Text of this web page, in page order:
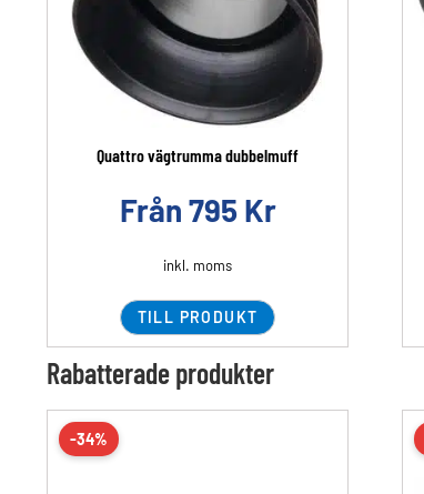
Quattro vägtrumma dubbelmuff
Från 795 Kr
inkl. moms
TILL PRODUKT
Rabatterade produkter
-34%